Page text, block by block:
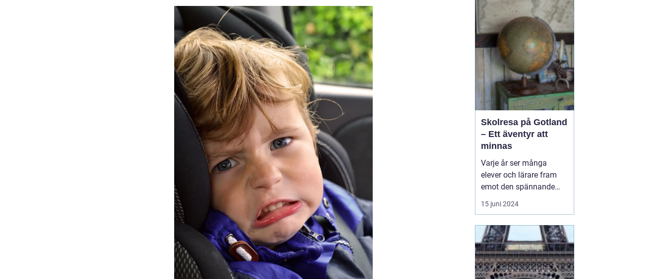
strandkanten eller ett
glas vino på terrassen
med uts...
Skolresa på Gotland
– Ett äventyr att
minnas
Varje år ser många
elever och lärare fram
emot den spännande
skolresa som blivit en
tradition i det svenska
destination som sticker
ut och erbjuder en
kombination av
historiskt lärande,
15 juni 2024